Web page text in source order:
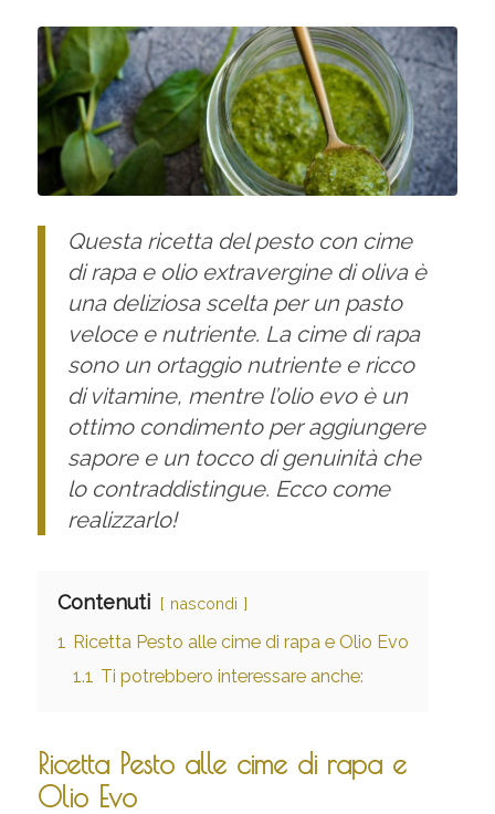
Questa ricetta del pesto con cime
di rapa e olio extravergine di oliva è
una deliziosa scelta per un pasto
veloce e nutriente. La cime di rapa
sono un ortaggio nutriente e ricco
di vitamine, mentre l’olio evo è un
ottimo condimento per aggiungere
sapore e un tocco di genuinità che
lo contraddistingue. Ecco come
realizzarlo!
Contenuti nascondi
1 Ricetta Pesto alle cime di rapa e Olio Evo
1.1 Ti potrebbero interessare anche:
Ricetta Pesto alle cime di rapa e
Olio Evo